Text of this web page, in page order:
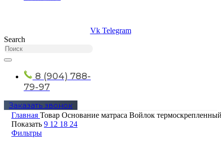
Vk Telegram
Search
8 (904) 788-
79-97
Заказать звонок
Главная Товар Основание матраса Войлок
Показать 9 12 18 24
Фильтры